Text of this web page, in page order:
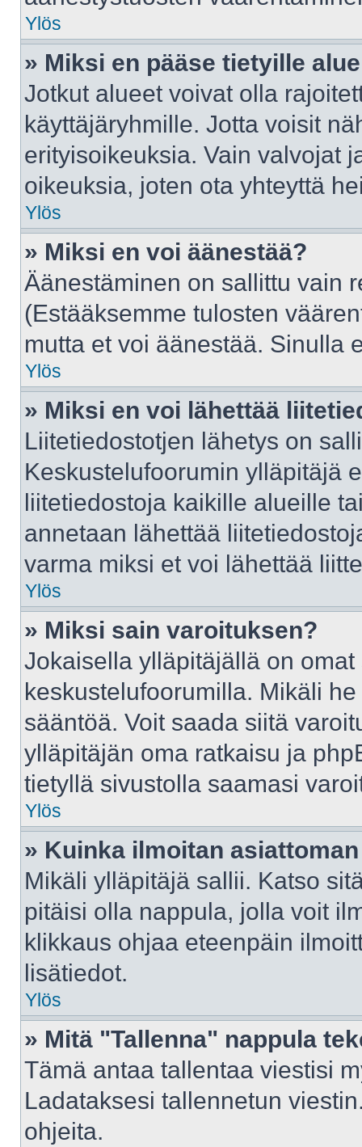
Ylös
» Miksi en pääse tietyille
Jotkut alueet voivat olla
käyttäjäryhmille. Jotta voisit
erityisoikeuksia. Vain valvojat
oikeuksia, joten ota yhteyttä
Ylös
» Miksi en voi äänestää?
Äänestäminen on sallittu vain
(Estääksemme tulosten
mutta et voi äänestää. Sinulla
Ylös
» Miksi en voi lähettää
Liitetiedostotjen lähetys on
Keskustelufoorumin ylläpitäjä
liitetiedostoja kaikille alueille
annetaan lähettää
varma miksi et voi lähettää
Ylös
» Miksi sain varoituksen?
Jokaisella ylläpitäjällä on
keskustelufoorumilla. Mikäli
sääntöä. Voit saada siitä
ylläpitäjän oma ratkaisu ja
tietyllä sivustolla saamasi
Ylös
» Kuinka ilmoitan
Mikäli ylläpitäjä sallii. Katso
pitäisi olla nappula, jolla voit
klikkaus ohjaa eteenpäin
lisätiedot.
Ylös
» Mitä "Tallenna" nappula
Tämä antaa tallentaa viestisi
Ladataksesi tallennetun
ohjeita.